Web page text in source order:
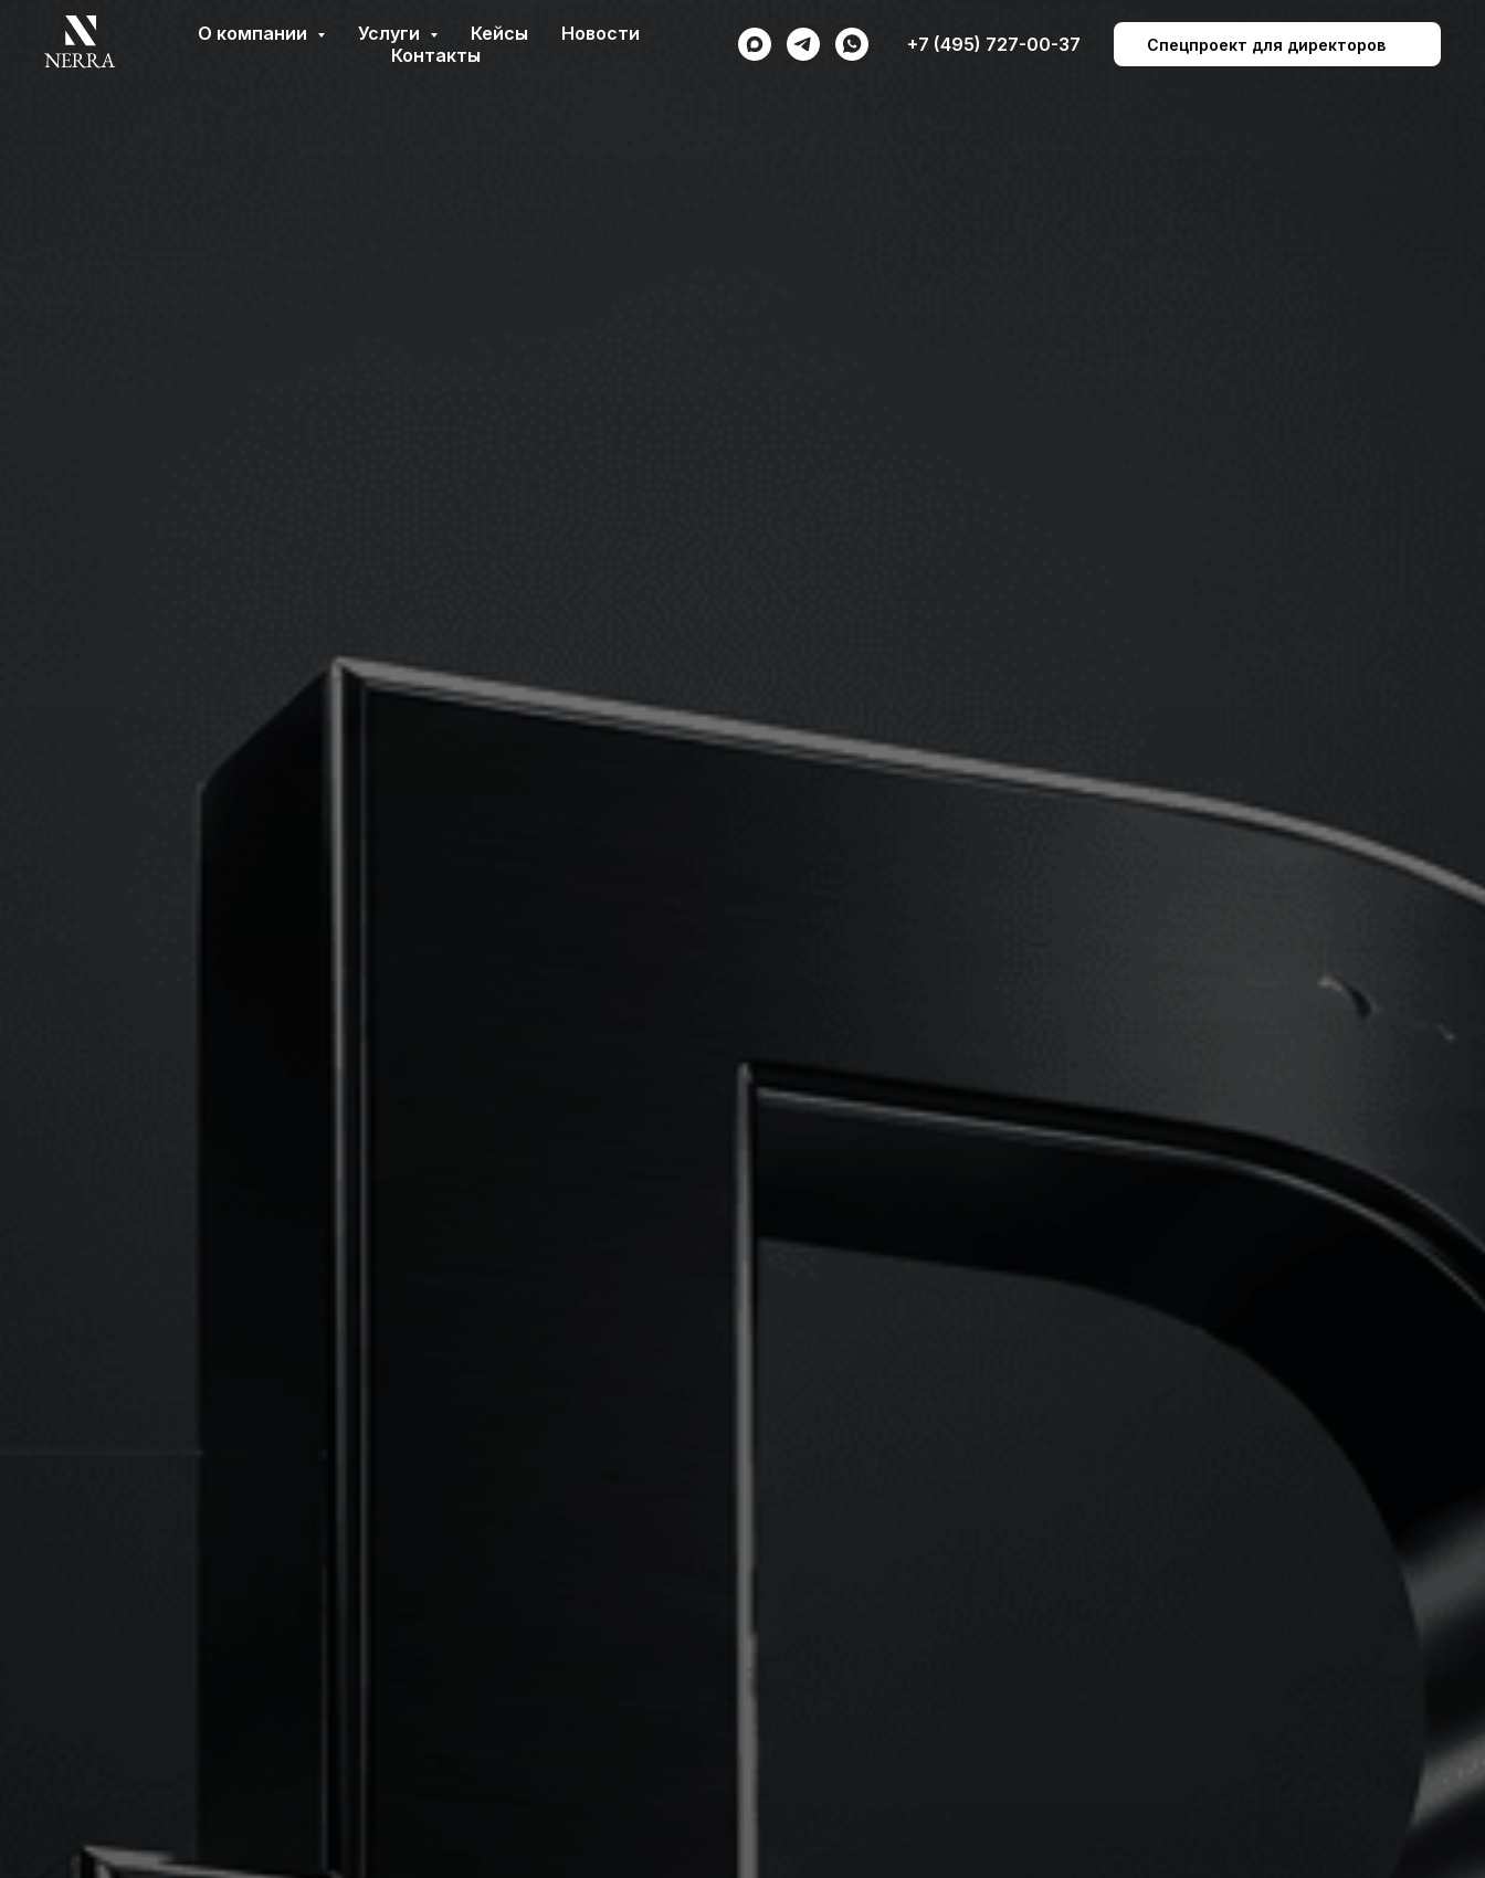
О компании Услуги Кейсы
Новости
Контакты
+7 (495) 727-00-37 Спецпроект для директоров